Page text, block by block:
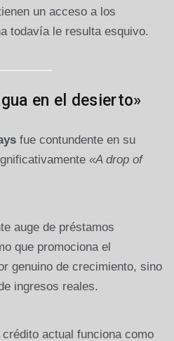
un acceso a los
todavía le resulta esquivo.
en el desierto»
fue contundente en su
«A drop of
auge de préstamos
que promociona el
genuino de crecimiento, sino
ingresos reales.
crédito actual funciona como